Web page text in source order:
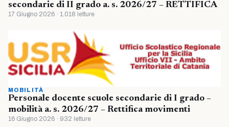
secondarie di II grado a. s. 2026/27 – RETTIFICA
17 Giugno 2026 · 1.018 letture
MOBILITÀ
Personale docente scuole secondarie di I grado –
mobilità a. s. 2026/27 – Rettifica movimenti
16 Giugno 2026 · 932 letture